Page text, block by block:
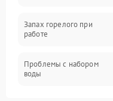
Запах горелого при
работе
Проблемы с набором
воды